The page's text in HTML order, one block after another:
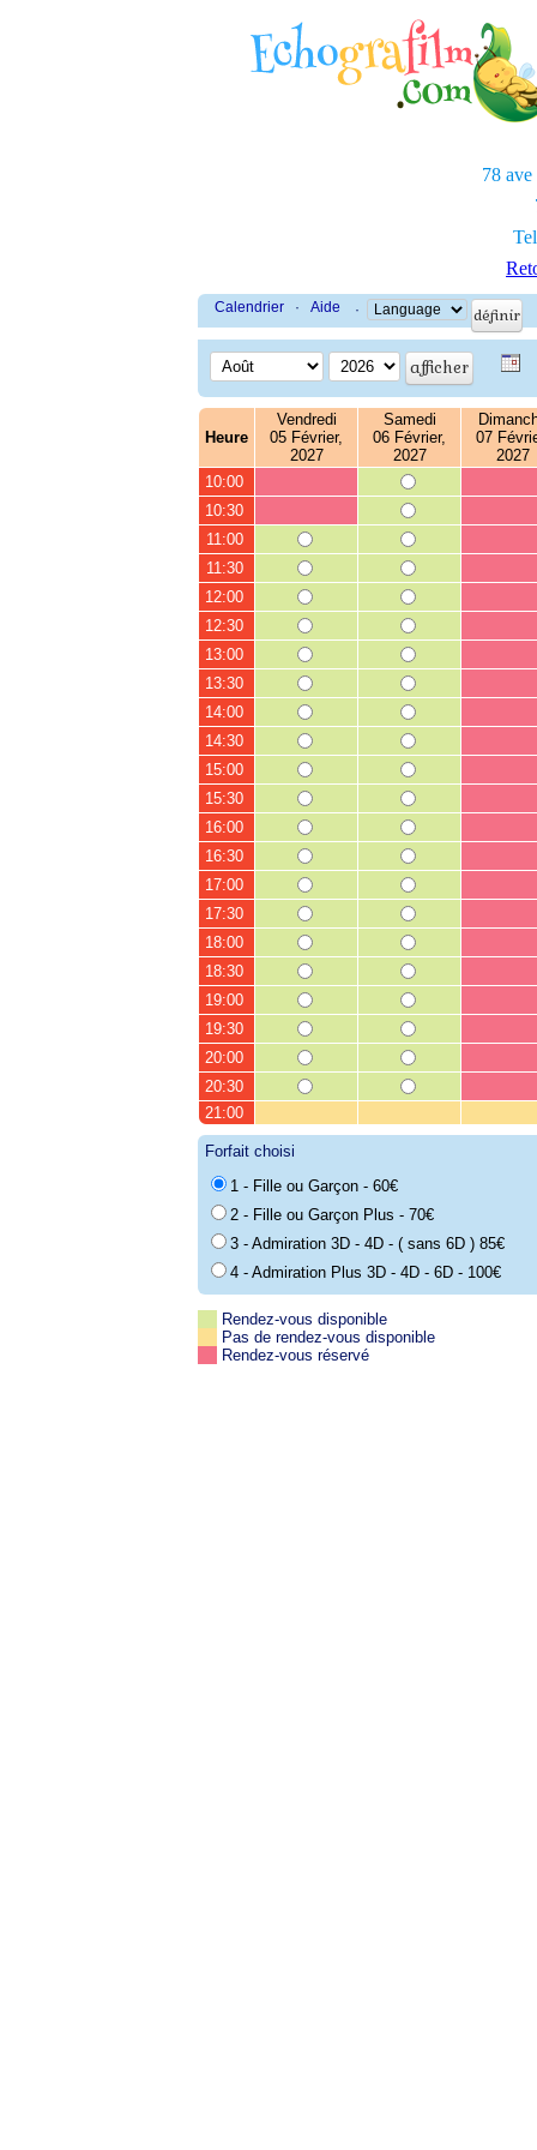
78 ave
Calendrier · Aide ·
Heure
Vendredi
05 Février,
2027
Samedi
06 Février,
2027
07
2027
10:00
10:30
11:00
11:30
12:00
12:30
13:00
13:30
14:00
14:30
15:00
15:30
16:00
16:30
17:00
17:30
18:00
18:30
19:00
19:30
20:00
20:30
21:00
Forfait choisi
1 - Fille ou Garçon - 60€
2 - Fille ou Garçon Plus - 70€
3 - Admiration 3D - 4D - ( sans 6D ) 85€
4 - Admiration Plus 3D - 4D - 6D - 100€
Rendez-vous disponible
Pas de rendez-vous disponible
Rendez-vous réservé